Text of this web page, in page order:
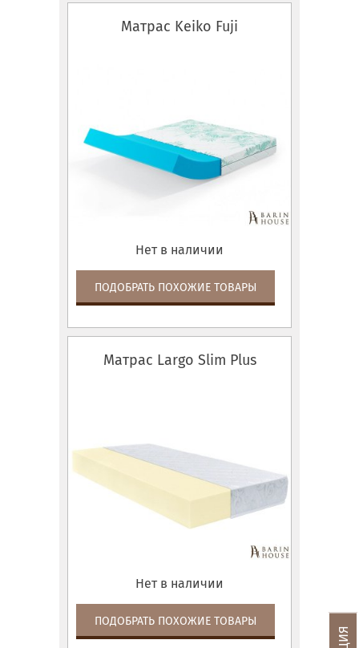
Матрас Keiko Fuji
Нет в наличии
ПОДОБРАТЬ ПОХОЖИЕ ТОВАРЫ
Матрас Largo Slim Plus
Нет в наличии
ПОДОБРАТЬ ПОХОЖИЕ ТОВАРЫ